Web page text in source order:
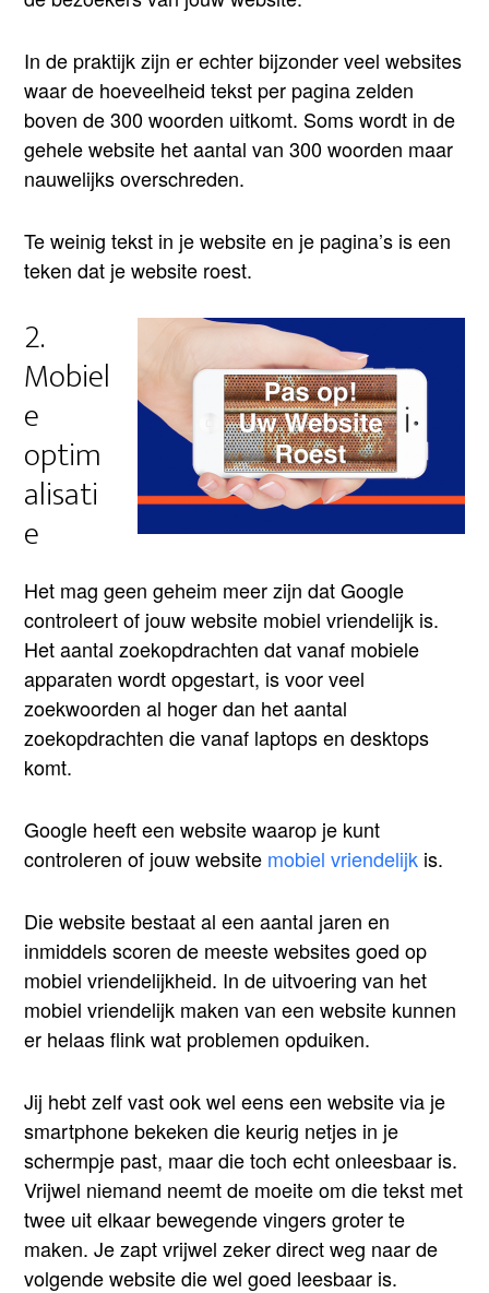
In de praktijk zijn er echter bijzonder veel websites
waar de hoeveelheid tekst per pagina zelden
boven de 300 woorden uitkomt. Soms wordt in de
gehele website het aantal van 300 woorden maar
nauwelijks overschreden.
Te weinig tekst in je website en je pagina’s is een
teken dat je website roest.
2.
Mobiel
e
optim
alisati
e
Het mag geen geheim meer zijn dat Google
controleert of jouw website mobiel vriendelijk is.
Het aantal zoekopdrachten dat vanaf mobiele
apparaten wordt opgestart, is voor veel
zoekwoorden al hoger dan het aantal
zoekopdrachten die vanaf laptops en desktops
komt.
Google heeft een website waarop je kunt
controleren of jouw website mobiel vriendelijk is.
Die website bestaat al een aantal jaren en
inmiddels scoren de meeste websites goed op
mobiel vriendelijkheid. In de uitvoering van het
mobiel vriendelijk maken van een website kunnen
er helaas flink wat problemen opduiken.
Jij hebt zelf vast ook wel eens een website via je
smartphone bekeken die keurig netjes in je
schermpje past, maar die toch echt onleesbaar is.
Vrijwel niemand neemt de moeite om die tekst met
twee uit elkaar bewegende vingers groter te
maken. Je zapt vrijwel zeker direct weg naar de
volgende website die wel goed leesbaar is.